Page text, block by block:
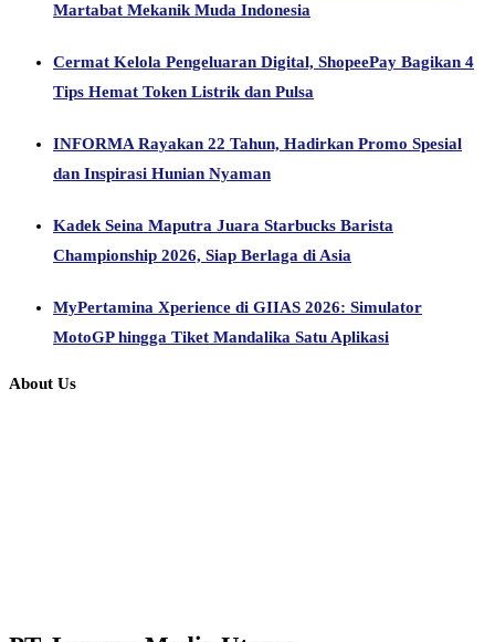
Martabat Mekanik Muda Indonesia
Cermat Kelola Pengeluaran Digital, ShopeePay Bagikan 4
Tips Hemat Token Listrik dan Pulsa
INFORMA Rayakan 22 Tahun, Hadirkan Promo Spesial
dan Inspirasi Hunian Nyaman
Kadek Seina Maputra Juara Starbucks Barista
Championship 2026, Siap Berlaga di Asia
MyPertamina Xperience di GIIAS 2026: Simulator
MotoGP hingga Tiket Mandalika Satu Aplikasi
About Us